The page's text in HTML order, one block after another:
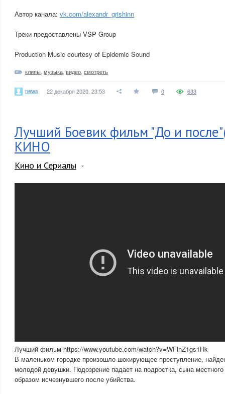
Автор канала: vk.com/alexandr_grishinn
Треки предоставлены VSP Group
Production Music courtesy of Epidemic Sound
клипы музыка видео смотреть
news 22 декабря 2020, 23:53 0 633
Лучший Боевик фильм "До и
КИНО
Кино и Сериалы
Лучший фильм-https://www.youtube.com/watch?v=WFlnZ1gs1Hk
В маленьком городке произошло шокирующее преступление,
молодой девушки. Подозрение падает на подростка, сына
образом исчезнувшего после убийства.